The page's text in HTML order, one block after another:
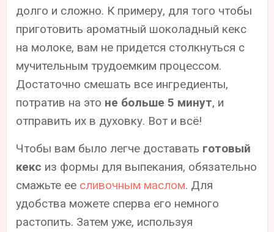
долго и сложно. К примеру, для того чтобы
приготовить ароматный шоколадный кекс
на молоке, вам не придется столкнуться с
мучительным трудоемким процессом.
Достаточно смешать все ингредиенты,
потратив на это не больше 5 минут, и
отправить их в духовку. Вот и всё!
Чтобы вам было легче доставать готовый
кекс из формы для выпекания, обязательно
смажьте ее сливочным маслом. Для
удобства можете сперва его немного
растопить. Затем уже, используя